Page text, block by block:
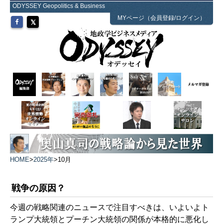
ODYSSEY Geopolitics & Business
MYページ（会員登録/ログイン）
HOME>2025年>10月
戦争の原因？
今週の戦略関連のニュースで注目すべきは、いよいよト
ランプ大統領とプーチン大統領の関係が本格的に悪化し